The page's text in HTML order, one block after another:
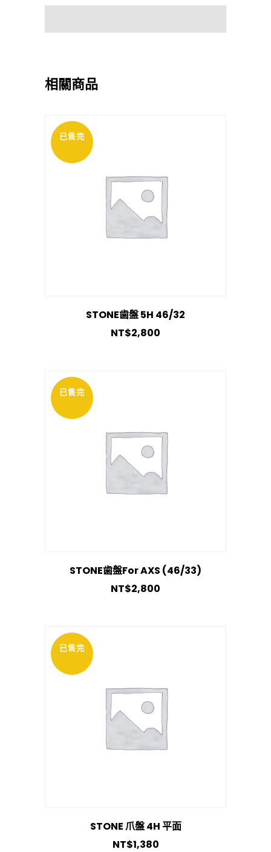
相關商品
已售完
STONE歯盤 5H 46/32
NT$2,800
已售完
STONE歯盤For AXS (46/33)
NT$2,800
已售完
STONE 爪盤 4H 平面
NT$1,380